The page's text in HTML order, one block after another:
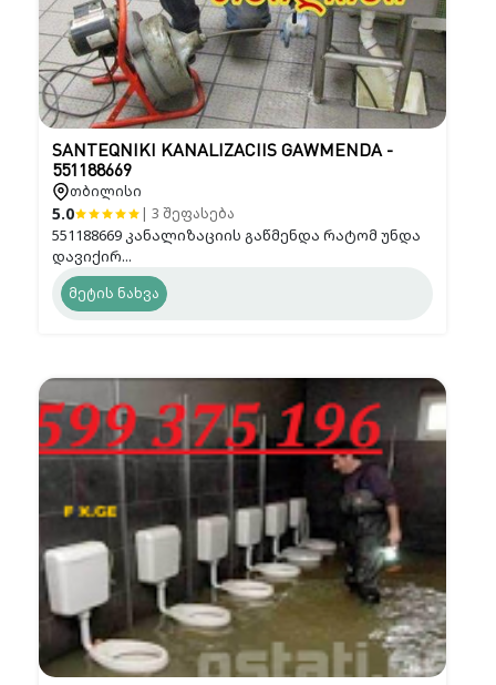
SANTEQNIKI KANALIZACIIS GAWMENDA -
551188669
თბილისი
5.0 | 3 შეფასება
551188669 კანალიზაციის გაწმენდა რატომ უნდა
დავიქირ...
მეტის ნახვა